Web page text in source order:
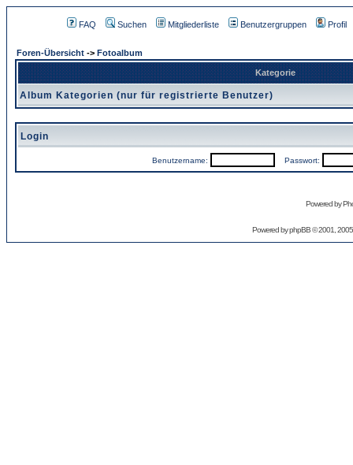
FAQ Suchen Mitgliederliste Benutzergruppen Profil
Foren-Übersicht -> Fotoalbum
Kategorie
Album Kategorien (nur für registrierte Benutzer)
Login
Benutzername: Passwort:
Powered by
Powered byphpBB© 2001,